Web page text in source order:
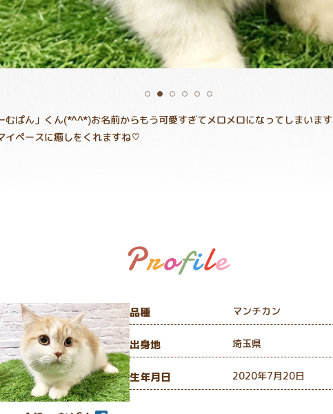
むぱん」くん(*^^*)お名前からもう可愛すぎてメロメロになってしまいま
イペースに癒しをくれますね♡
品種 マンチカン
出身地 埼玉県
生年月日 2020年7月20日